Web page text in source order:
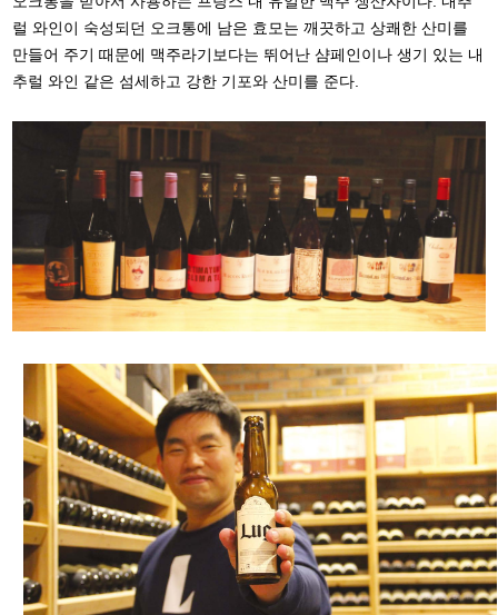
럴 와인이 숙성되던 오크통에 남은 효모는 깨끗하고 상쾌한 산미를
만들어 주기 때문에 맥주라기보다는 뛰어난 샴페인이나 생기 있는 내
추럴 와인 같은 섬세하고 강한 기포와 산미를 준다.